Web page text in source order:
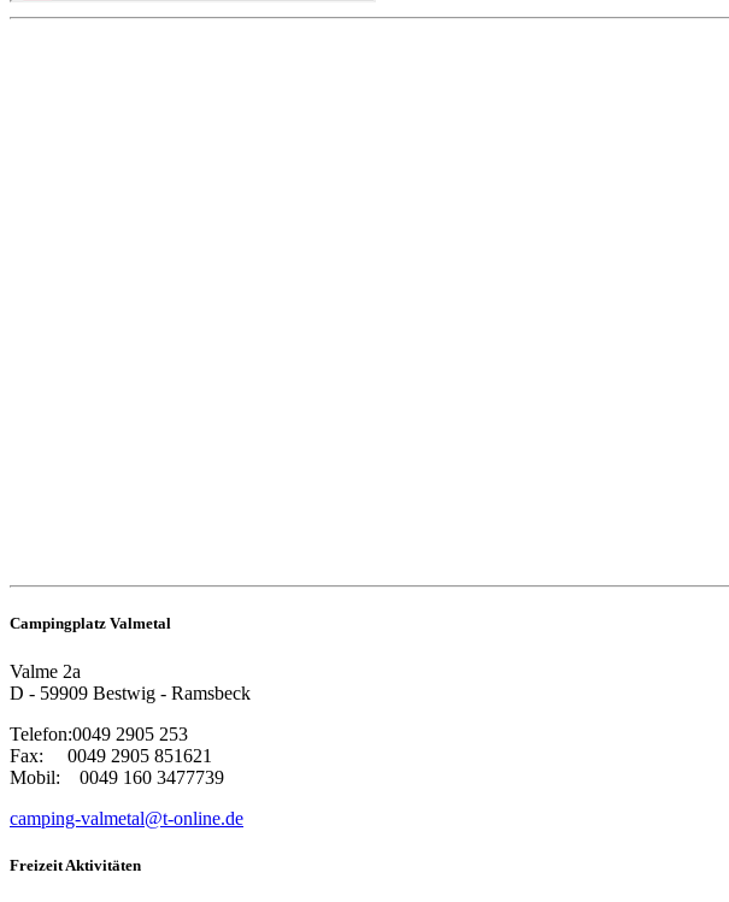
Campingplatz Valmetal
Valme 2a
D - 59909 Bestwig - Ramsbeck
Telefon:0049 2905 253
Fax: 0049 2905 851621
Mobil: 0049 160 3477739
camping-valmetal@t-online.de
Freizeit Aktivitäten